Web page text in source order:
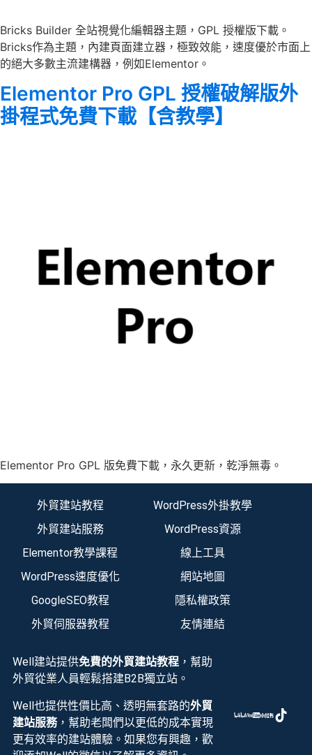
Bricks Builder 全站視覺化編輯器主題，GPL 授權版下載。
Bricks作為主題，內建頁面建立器，極致效能，速度優於市面上
的絕大多數主流建構器，例如Elementor。
Elementor Pro GPL 授權破解版外
掛程式免費下載【含教學】
Elementor Pro GPL 版免費下載，永久更新，乾淨無毒。
外貿建站教程
外貿建站服務
Elementor教學課程
WordPress速度優化
GoogleSEO教程
外貿伺服器教程
WordPress外掛教學
WordPress資源
線上工具
網站地圖
隱私權政策
友情連結
Well建站提供免費的外貿建站教程，幫助
外貿從業人員輕鬆搭建B2B獨立站。
Well也提供性價比高、透明無套路的外貿
建站服務，幫助老闆們以更低的成本實現
更有效率的建站體驗。如果您有興趣，歡